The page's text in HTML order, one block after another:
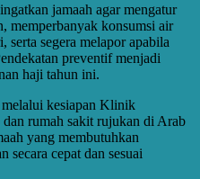
jamaah agar mengatur
memperbanyak konsumsi air
segera melapor apabila
preventif menjadi
haji tahun ini.
melalui kesiapan Klinik
rumah sakit rujukan di Arab
yang membutuhkan
secara cepat dan sesuai